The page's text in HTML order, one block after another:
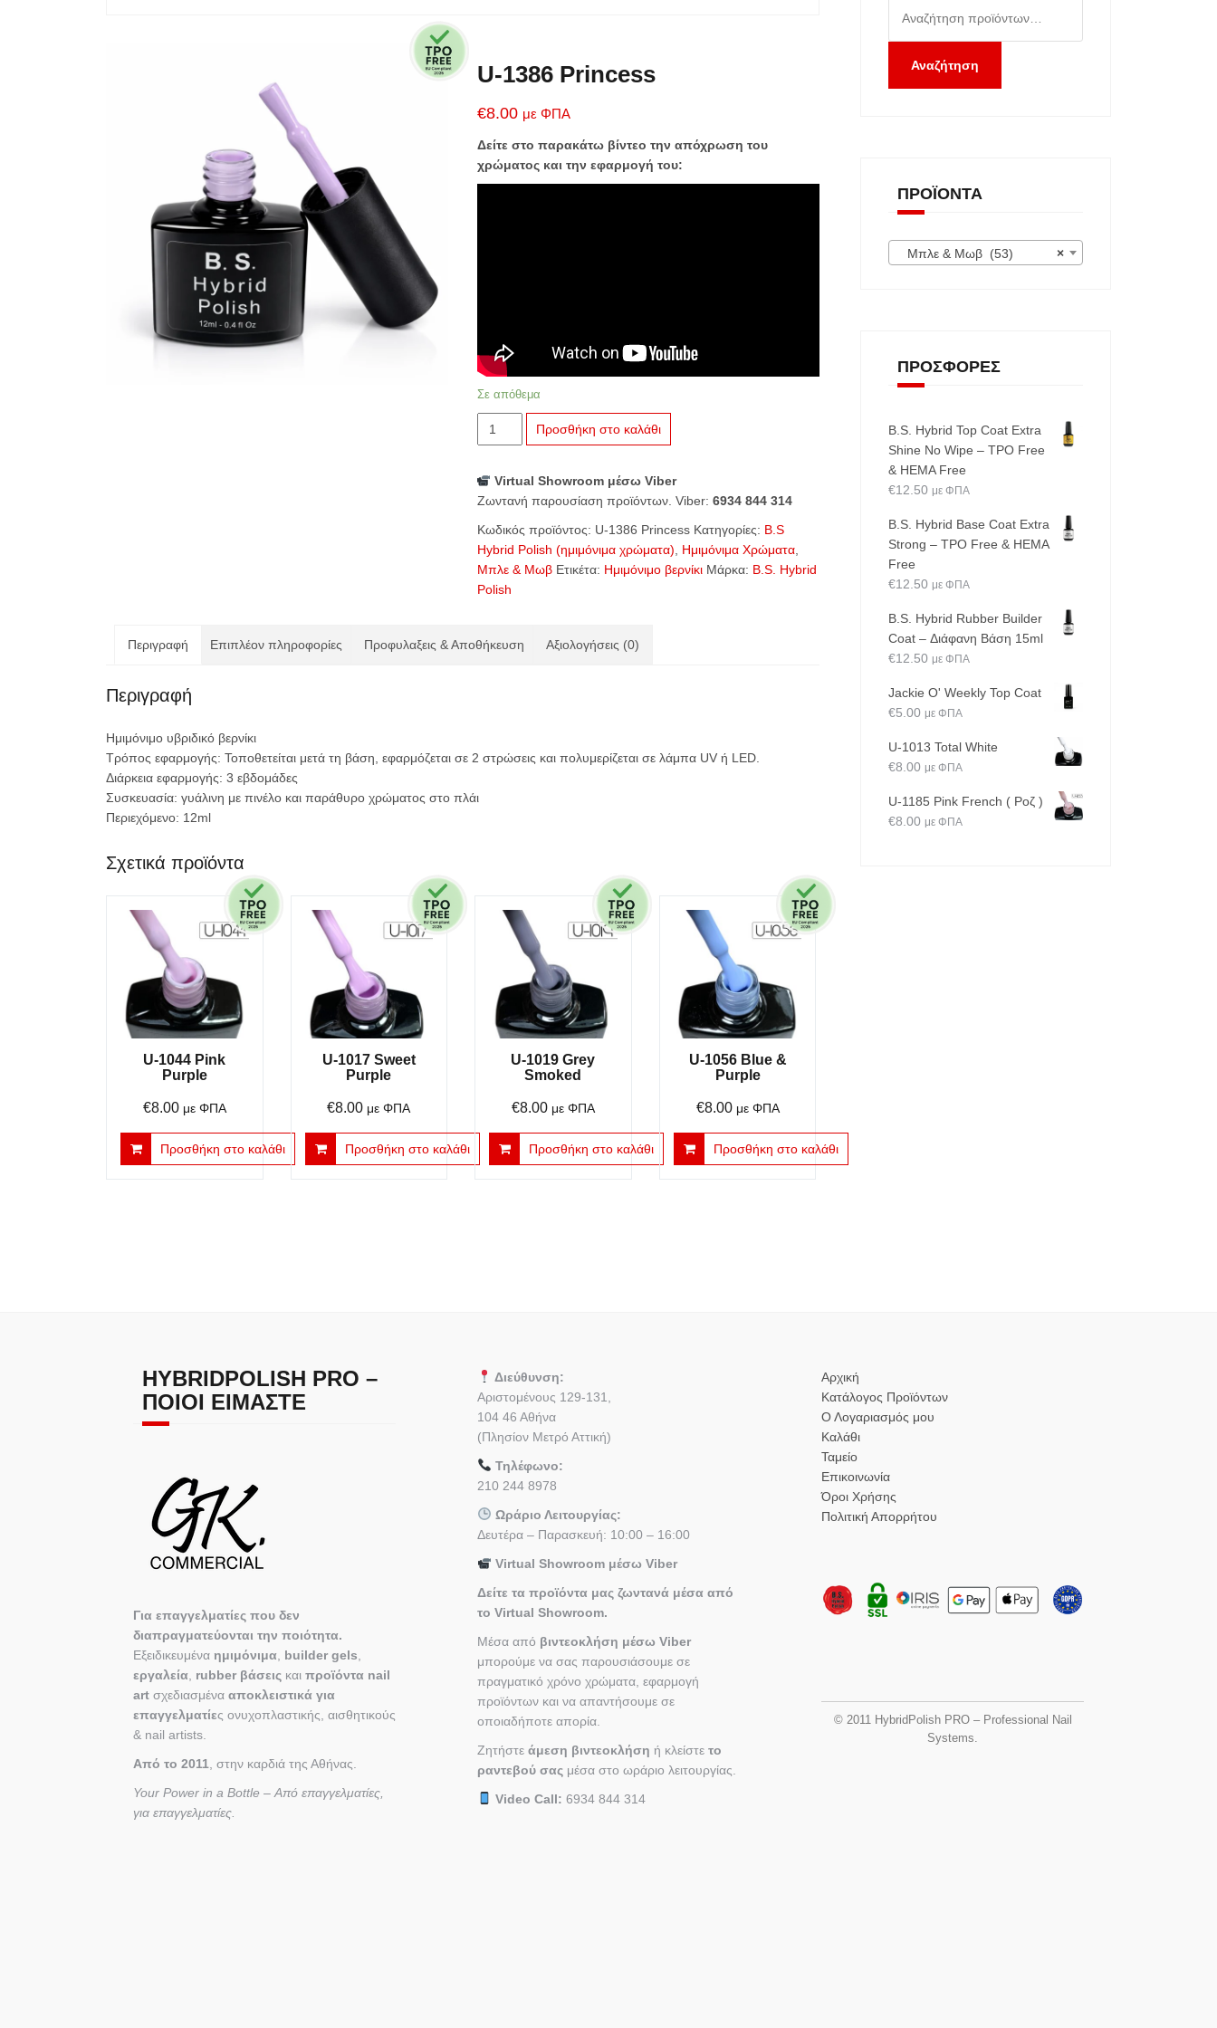
U-1386 Princess
€8.00 με ΦΠΑ
Δείτε στο παρακάτω βίντεο την απόχρωση του
χρώματος και την εφαρμογή του:
Σε απόθεμα
1386
ποσότητα
Προσθήκη στο καλάθι
Virtual Showroom μέσω Viber
Ζωντανή παρουσίαση προϊόντων. Viber: 6934 844 314
Κωδικός προϊόντος: U-1386 Princess Κατηγορίες: B.S
Hybrid Polish (ημιμόνιμα χρώματα)
Ημιμόνιμα Χρώματα,
Μπλε & Μωβ Ετικέτα: Ημιμόνιμο βερνίκι Μάρκα: B.S. Hybrid
Polish
Περιγραφή Επιπλέον πληροφορίες Προφυλαξεις & Αποθήκευση Αξιολογήσεις (0)
Περιγραφή
Ημιμόνιμο υβριδικό βερνίκι
Τρόπος εφαρμογής: Τοποθετείται μετά τη βάση, εφαρμόζεται σε 2 στρώσεις και πολυμερίζεται σε λάμπα UV ή LED.
Διάρκεια εφαρμογής: 3 εβδομάδες
Συσκευασία: γυάλινη με πινέλο και παράθυρο χρώματος στο πλάι
Περιεχόμενο: 12ml
Σχετικά προϊόντα
U-1044 Pink
Purple
€8.00 με ΦΠΑ
Προσθήκη στο καλάθι
U-1017 Sweet
Purple
€8.00 με ΦΠΑ
Προσθήκη στο καλάθι
U-1019 Grey
Smoked
€8.00 με ΦΠΑ
Προσθήκη στο καλάθι
U-1056 Blue &
Purple
€8.00 με ΦΠΑ
Προσθήκη στο καλάθι
για:
Αναζήτηση
ΠΡΟΪΌΝΤΑ
×
Μπλε & Μωβ (53)
ΠΡΟΣΦΟΡΈΣ
B.S. Hybrid Top Coat Extra
Shine No Wipe – TPO Free
& HEMA Free
€12.50 με ΦΠΑ
B.S. Hybrid Base Coat Extra
Strong – TPO Free & HEMA
Free
€12.50 με ΦΠΑ
B.S. Hybrid Rubber Builder
Coat – Διάφανη Βάση 15ml
€12.50 με ΦΠΑ
Jackie O' Weekly Top Coat
€5.00 με ΦΠΑ
U-1013 Total White
€8.00 με ΦΠΑ
U-1185 Pink French ( Ροζ )
€8.00 με ΦΠΑ
HYBRIDPOLISH PRO –
ΠΟΙΟΙ ΕΊΜΑΣΤΕ
Για επαγγελματίες που δεν
διαπραγματεύονται την ποιότητα.
Εξειδικευμένα ημιμόνιμα builder gels
εργαλεία rubber βάσεις και προϊόντα nail
art σχεδιασμένα αποκλειστικά για
επαγγελματίες ονυχοπλαστικής, αισθητικούς
& nail artists.
Από το 2011 , στην καρδιά της Αθήνας.
Your Power in a Bottle – Από επαγγελματίες,
για επαγγελματίες.
Διεύθυνση:
Αριστομένους 129-131,
104 46 Αθήνα
(Πλησίον Μετρό Αττική)
Τηλέφωνο:
210 244 8978
Ωράριο Λειτουργίας:
Δευτέρα – Παρασκευή: 10:00 – 16:00
Virtual Showroom μέσω Viber
Δείτε τα προϊόντα μας ζωντανά μέσα από
το Virtual Showroom.
Μέσα από βιντεοκλήση μέσω Viber
μπορούμε να σας παρουσιάσουμε σε
πραγματικό χρόνο χρώματα, εφαρμογή
προϊόντων και να απαντήσουμε σε
οποιαδήποτε απορία.
Ζητήστε άμεση βιντεοκλήση ή κλείστε το
ραντεβού σας μέσα στο ωράριο λειτουργίας.
Video Call: 6934 844 314
Αρχική
Κατάλογος Προϊόντων
Ο Λογαριασμός μου
Καλάθι
Ταμείο
Επικοινωνία
Όροι Χρήσης
Πολιτική Απορρήτου
© 2011 HybridPolish PRO – Professional Nail
Systems.